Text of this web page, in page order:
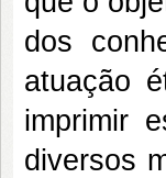
dos
atuação
imprimir
diversos